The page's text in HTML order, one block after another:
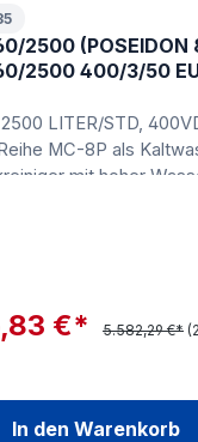
2500 (POSEIDON
2500 400/3/50
LITER/STD,
MC-8P als
mit hoher
€* 5.582,29 €*
In den Warenkorb